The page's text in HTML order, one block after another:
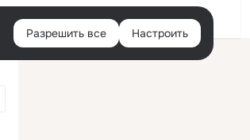
Войти
Разрешить все Настроить